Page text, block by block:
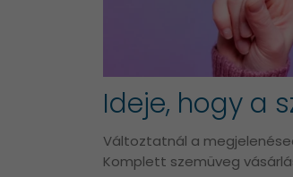
Ideje, hogy a
Változtatnál a
Komplett szemüveg